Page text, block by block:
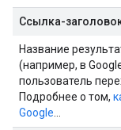
Ссылка-
Название
(например, в
пользователь
Подробнее о том,
Google…